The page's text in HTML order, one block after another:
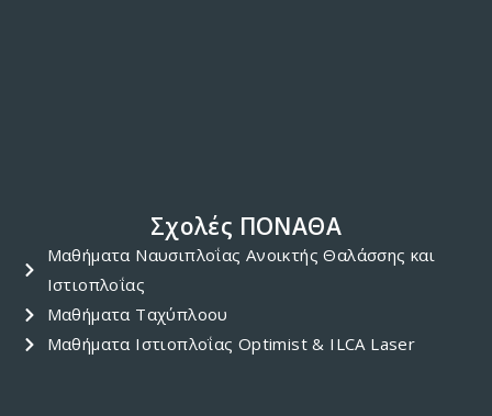
Σχολές ΠΟΝΑΘΑ
Μαθήματα Ναυσιπλοΐας Ανοικτής Θαλάσσης και
Ιστιοπλοΐας
Μαθήματα Ταχύπλοου
Μαθήματα Ιστιοπλοΐας Optimist & ILCA Laser